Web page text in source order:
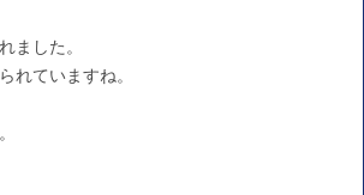
ました。
れていますね。